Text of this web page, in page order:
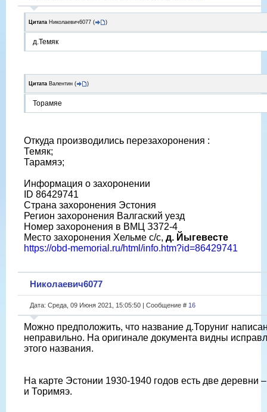
Цитата Николаевич6077 ( )
д.Темяк
Цитата Валентин ( )
Торамяе
Откуда производились перезахоронения :
Темяк;
Тарамяэ;
Информация о захоронении
ID 86429741
Страна захоронения Эстония
Регион захоронения Валгаский уезд
Номер захоронения в ВМЦ З372-4
Место захоронения Хельме с/с, д. Йыгевесте
https://obd-memorial.ru/html/info.htm?id=86429741
Николаевич6077
Дата: Среда, 09 Июня 2021, 15:05:50 | Сообщение # 16
Можно предположить, что название д.Торуниг
неправильно. На оригинале документа видны
этого названия.
На карте Эстонии 1930-1940 годов есть две деревни
и Торимяэ.